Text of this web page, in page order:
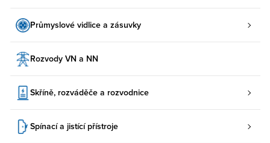
Průmyslové vidlice a zásuvky
Rozvody VN a NN
Skříně, rozváděče a rozvodnice
Spínací a jistící přístroje